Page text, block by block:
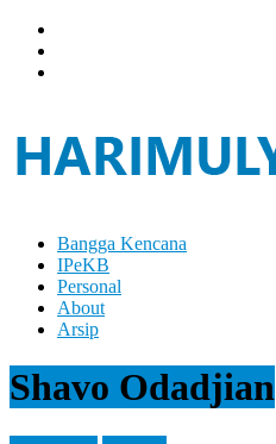
Skip
content
Hari
Mulya
Brain
Can
Analyze
Bangga Kencana
IPeKB
Personal
About
Arsip
Shavo Odadjian